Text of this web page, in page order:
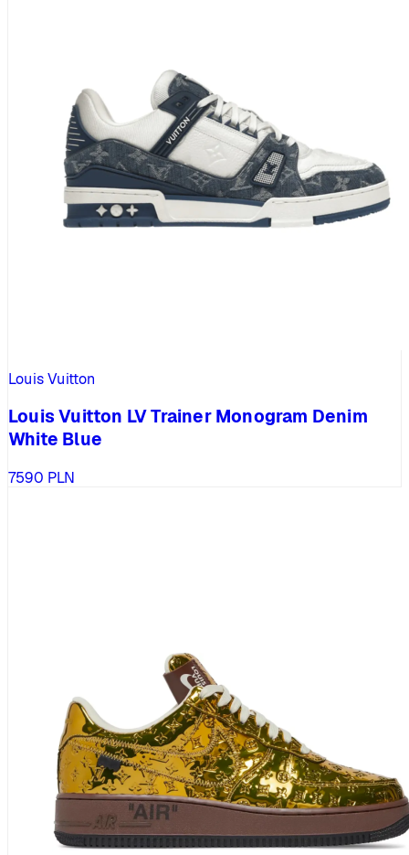
Louis Vuitton
Louis Vuitton LV Trainer Monogram Denim
White Blue
7590 PLN